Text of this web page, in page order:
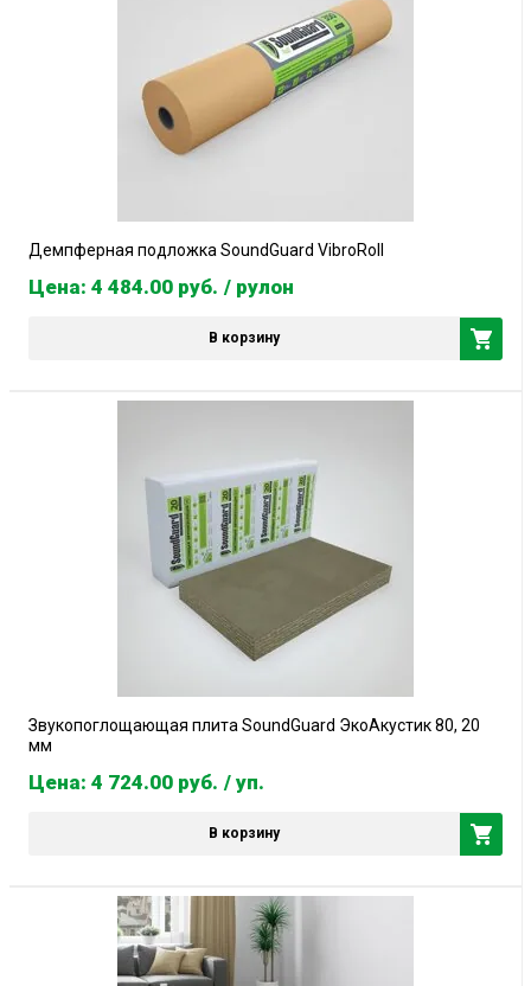
Демпферная подложка SoundGuard VibroRoll
Цена: 4 484.00 руб. / рулон
В корзину
Звукопоглощающая плита SoundGuard ЭкоАкустик 80, 20
мм
Цена: 4 724.00 руб. / уп.
В корзину